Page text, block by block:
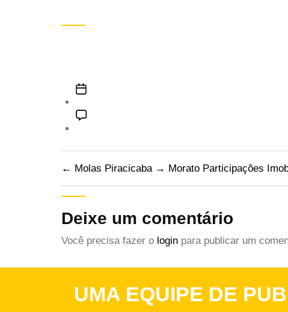
← Molas Piracicaba → Morato Participações
Deixe um comentário
Você precisa fazer o login para publicar um
UMA EQUIPE DE